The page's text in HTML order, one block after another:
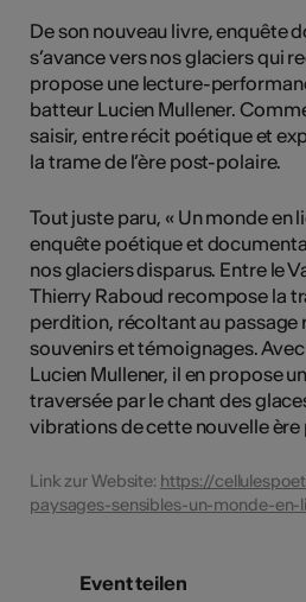
De son nouveau livre, enquête
s’avance vers nos glaciers qui
propose une lecture-
batteur Lucien Mullener.
saisir, entre récit poétique et
la trame de l’ère post-polaire.
Tout juste paru, « Un monde en
enquête poétique et
nos glaciers disparus. Entre le
Thierry Raboud recompose la
perdition, récoltant au passage
souvenirs et témoignages.
Lucien Mullener, il en propose
traversée par le chant des
vibrations de cette nouvelle
Link zur Website: https://
paysages-sensibles-un-monde-en-
Event teilen